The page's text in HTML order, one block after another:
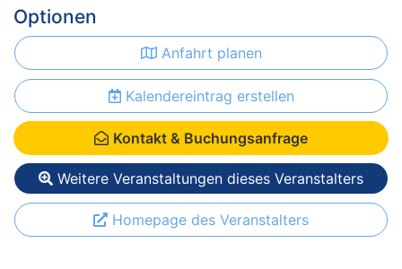
Optionen
Anfahrt planen
Kalendereintrag erstellen
Kontakt & Buchungsanfrage
Weitere Veranstaltungen dieses Veranstalters
Homepage des Veranstalters